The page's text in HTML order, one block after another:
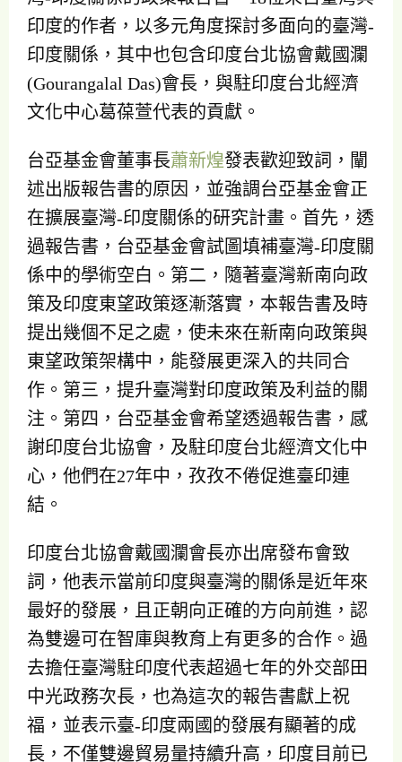
印度的作者，以多元角度探討多面向的臺灣-
印度關係，其中也包含印度台北協會戴國瀾
(Gourangalal Das)會長，與駐印度台北經濟
文化中心葛葆萱代表的貢獻。
台亞基金會董事長蕭新煌發表歡迎致詞，闡
述出版報告書的原因，並強調台亞基金會正
在擴展臺灣-印度關係的研究計畫。首先，透
過報告書，台亞基金會試圖填補臺灣-印度關
係中的學術空白。第二，隨著臺灣新南向政
策及印度東望政策逐漸落實，本報告書及時
提出幾個不足之處，使未來在新南向政策與
東望政策架構中，能發展更深入的共同合
作。第三，提升臺灣對印度政策及利益的關
注。第四，台亞基金會希望透過報告書，感
謝印度台北協會，及駐印度台北經濟文化中
心，他們在27年中，孜孜不倦促進臺印連
結。
印度台北協會戴國瀾會長亦出席發布會致
詞，他表示當前印度與臺灣的關係是近年來
最好的發展，且正朝向正確的方向前進，認
為雙邊可在智庫與教育上有更多的合作。過
去擔任臺灣駐印度代表超過七年的外交部田
中光政務次長，也為這次的報告書獻上祝
福，並表示臺-印度兩國的發展有顯著的成
長，不僅雙邊貿易量持續升高，印度目前已